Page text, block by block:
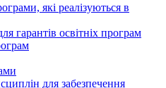
які реалізуються в
гарантів освітніх програм
для забезпечення